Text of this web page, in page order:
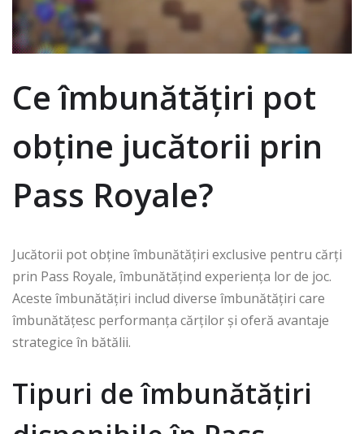
Ce îmbunătățiri pot
obține jucătorii prin
Pass Royale?
Jucătorii pot obține îmbunătățiri exclusive pentru cărți
prin Pass Royale, îmbunătățind experiența lor de joc.
Aceste îmbunătățiri includ diverse îmbunătățiri care
îmbunătățesc performanța cărților și oferă avantaje
strategice în bătălii.
Tipuri de îmbunătățiri